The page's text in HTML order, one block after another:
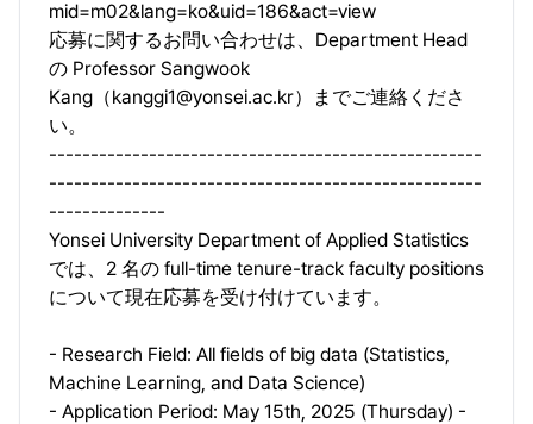
mid=m02&lang=ko&uid=186&act=view
応募に関するお問い合わせは、Department Head
の Professor Sangwook
Kang（kanggi1@yonsei.ac.kr）までご連絡くださ
い。
----------------------------------------------------
----------------------------------------------------
--------------
Yonsei University Department of Applied Statistics
では、2 名の full-time tenure-track faculty positions
について現在応募を受け付けています。
- Research Field: All fields of big data (Statistics,
Machine Learning, and Data Science)
- Application Period: May 15th, 2025 (Thursday) -